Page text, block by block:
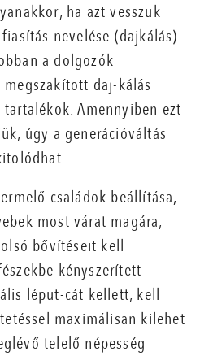
ha azt vesszük
nevelése (dajkálás)
a dolgozók
daj-kálás
Amennyiben ezt
úgy a generációváltás
családok beállítása,
most várat magára,
bővítéseit kell
kényszerített
léput-cát kellett, kell
maximálisan kilehet
telelő népesség